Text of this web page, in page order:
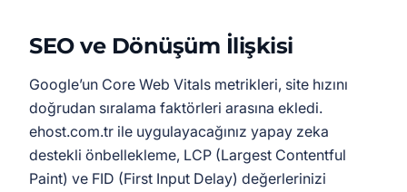
SEO ve Dönüşüm İlişkisi
Google’un Core Web Vitals metrikleri, site hızını
doğrudan sıralama faktörleri arasına ekledi.
ehost.com.tr ile uygulayacağınız yapay zeka
destekli önbellekleme, LCP (Largest Contentful
Paint) ve FID (First Input Delay) değerlerinizi